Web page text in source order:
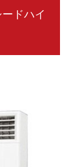
ドハイ